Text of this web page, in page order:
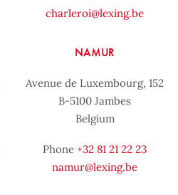
charleroi@lexing.be
NAMUR
Avenue de Luxembourg, 152
B-5100 Jambes
Belgium
Phone +32 81 21 22 23
namur@lexing.be